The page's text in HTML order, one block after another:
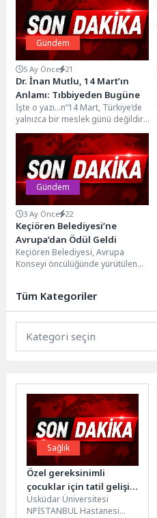
Gündem
5 Ay Önce 21
Dr. İnan Mutlu, 14 Mart’ın
Anlamı: Tıbbiyeden Bugüne
İşte o yazı…n“14 Mart, Türkiye’de
yalnızca bir meslek günü değildir.
Kökeni, tıp öğrencilerinin ve
hekimlerin...
Gündem
3 Ay Önce 22
Keçiören Belediyesi’ne
Avrupa’dan Ödül Geldi
Keçiören Belediyesi, Avrupa
Konseyi öncülüğünde yürütülen
“Partner Sertifikası”...
Tüm Kategoriler
Sağlık
Özel gereksinimli
çocuklar için tatil gelişim
fırsatı sunuyor!
Üsküdar Üniversitesi
NPİSTANBUL Hastanesi